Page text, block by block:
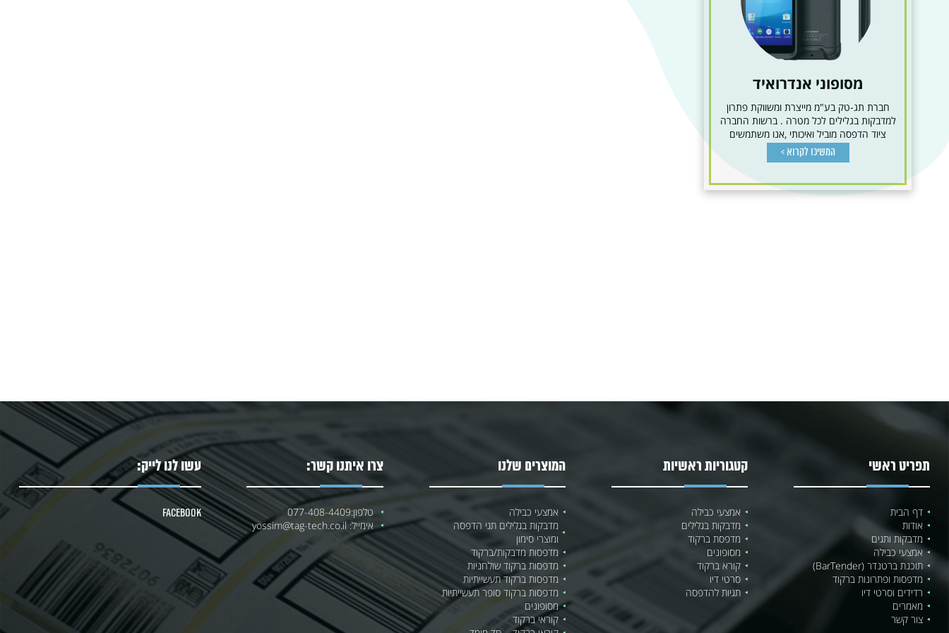
מסופוני אנדרואיד
חברת תג-טק בע"מ מייצרת ומשווקת פתרון
למדבקות בגלילים לכל מטרה . ברשות החברה
ציוד הדפסה מוביל ואיכותי ,אנו משתמשים
בטכנולוגיות הדפסה...
המשיכו לקרוא >
תפריט ראשי
דף הבית
אודות
מדבקות ותגים
אמצעי כבילה
תוכנת ברטנדר (BarTender)
מדפסות ופתרונות ברקוד
רדידים וסרטי דיו
מאמרים
צור קשר
קטגוריות ראשיות
אמצעי כבילה
מדבקות בגלילים
מדפסת ברקוד
מסופונים
קורא ברקוד
סרטי דיו
תגיות להדפסה
המוצרים שלנו
אמצעי כבילה
מדבקות בגלילים תגי הדפסה
ומוצרי סימון
מדפסות מדבקות/ברקוד
מדפסות ברקוד שולחניות
מדפסות ברקוד תעשייתיות
מדפסות ברקוד סופר תעשייתיות
מסופונים
קוראי ברקוד
צרו איתנו קשר:
טלפון:077-408-4409
אימייל: yossim@tag-tech.co.il
עשו לנו לייק:
Facebook